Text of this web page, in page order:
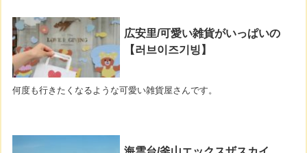
広安里/可愛い雑貨がいっぱいの
【러브이즈기빙】
何度も行きたくなるような可愛い雑貨屋さんです。